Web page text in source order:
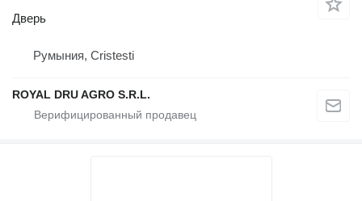
Дверь
Румыния, Cristesti
ROYAL DRU AGRO S.R.L.